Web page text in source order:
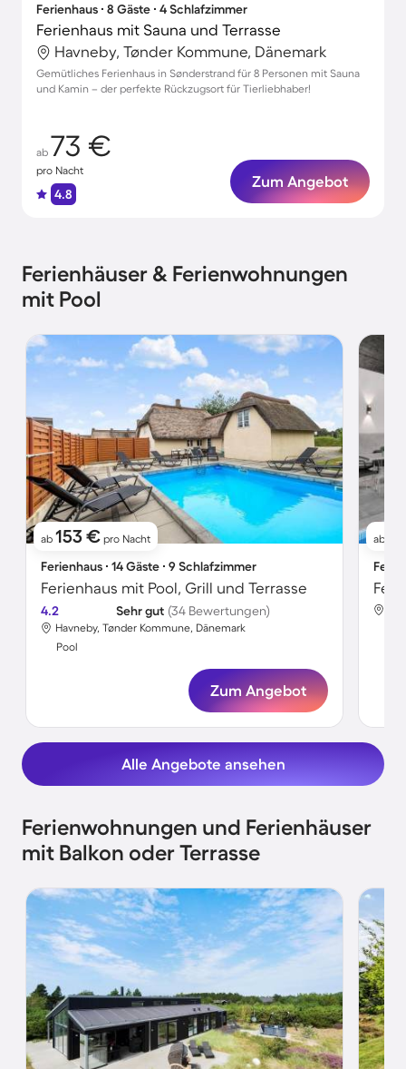
Ferienhaus ∙ 8 Gäste ∙ 4 Schlafzimmer
Ferienhaus mit Sauna und Terrasse
Havneby, Tønder Kommune, Dänemark
Gemütliches Ferienhaus in Sønderstrand für 8 Personen mit Sauna
und Kamin – der perfekte Rückzugsort für Tierliebhaber!
ab 73 €
pro Nacht
4.8
Zum Angebot
Ferienhäuser & Ferienwohnungen
mit Pool
ab 153 € pro Nacht
Ferienhaus ∙ 14 Gäste ∙ 9 Schlafzimmer
Ferienhaus mit Pool, Grill und Terrasse
4.2 Sehr gut (34 Bewertungen)
Havneby, Tønder Kommune, Dänemark
Pool
Zum Angebot
ab
Alle Angebote ansehen
Ferienwohnungen und Ferienhäuser
mit Balkon oder Terrasse